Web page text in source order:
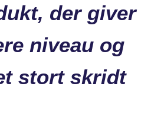
der giver
niveau og
stort skridt